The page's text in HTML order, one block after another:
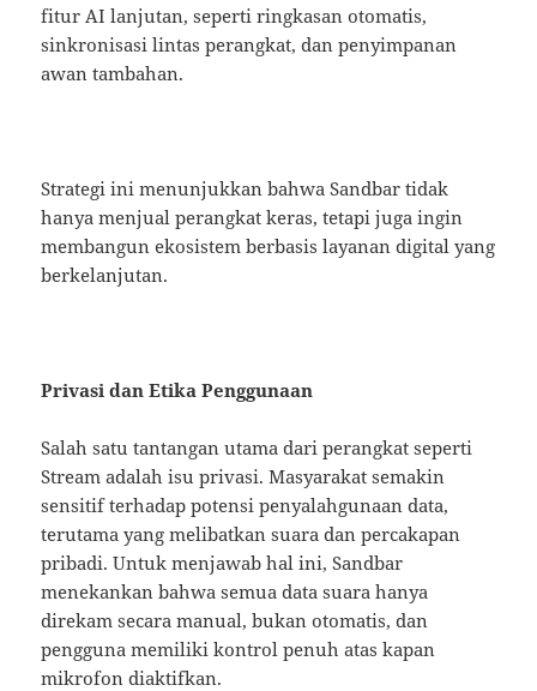
fitur AI lanjutan, seperti ringkasan otomatis,
sinkronisasi lintas perangkat, dan penyimpanan
awan tambahan.
Strategi ini menunjukkan bahwa Sandbar tidak
hanya menjual perangkat keras, tetapi juga ingin
membangun ekosistem berbasis layanan digital yang
berkelanjutan.
Privasi dan Etika Penggunaan
Salah satu tantangan utama dari perangkat seperti
Stream adalah isu privasi. Masyarakat semakin
sensitif terhadap potensi penyalahgunaan data,
terutama yang melibatkan suara dan percakapan
pribadi. Untuk menjawab hal ini, Sandbar
menekankan bahwa semua data suara hanya
direkam secara manual, bukan otomatis, dan
pengguna memiliki kontrol penuh atas kapan
mikrofon diaktifkan.